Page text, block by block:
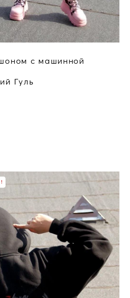
c машинной
Гуль